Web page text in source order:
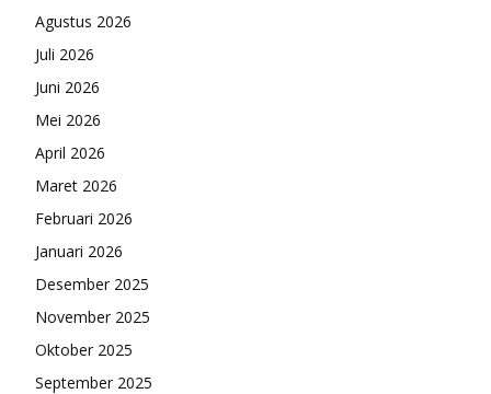
Agustus 2026
Juli 2026
Juni 2026
Mei 2026
April 2026
Maret 2026
Februari 2026
Januari 2026
Desember 2025
November 2025
Oktober 2025
September 2025